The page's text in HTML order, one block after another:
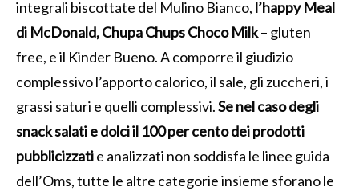
integrali biscottate del Mulino Bianco, l’happy Meal
di McDonald, Chupa Chups Choco Milk– gluten
free, e il Kinder Bueno. A comporre il giudizio
complessivo l’apporto calorico, il sale, gli zuccheri, i
grassi saturi e quelli complessivi.Se nel caso degli
snack salati e dolci il 100 per cento dei prodotti
pubblicizzatie analizzati non soddisfa le linee guida
dell’Oms, tutte le altre categorie insieme sforano le